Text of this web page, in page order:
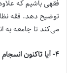
فقهی باشیم که
توضیح دهد. فقه
می‌کند تا جامعه به
۴- آیا تاکنون انسجام و هماهنگی در جامعه اتفاق افتاده است؟